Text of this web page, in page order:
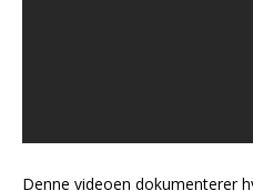
Denne videoen dokumenterer